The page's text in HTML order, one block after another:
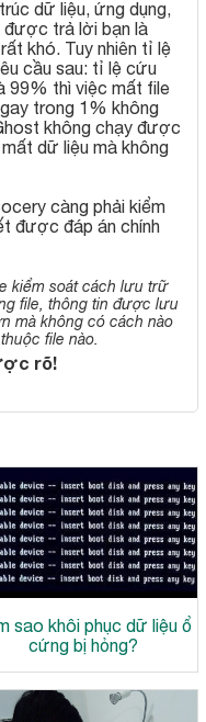
dữ liệu, ứng dụng,
được trả lời bạn là
khó. Tuy nhiên tỉ lệ
cầu sau: tỉ lệ cứu
99% thì việc mất file
trong 1% không
không chạy được
dữ liệu mà không
càng phải kiểm
được đáp án chính
kiểm soát cách lưu trữ
file, thông tin được lưu
mà không có cách nào
file nào.
rõ!
sao khôi phục dữ liệu ổ
cứng bị hỏng?